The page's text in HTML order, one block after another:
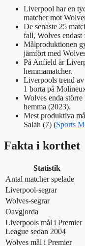
Liverpool har en
matcher mot
De senaste 25
fall, Wolves endast
Målproduktionen
jämfört med
På Anfield är
hemmamatcher.
Liverpools trend
1 borta på
Wolves enda
hemma (2023).
Mest produktiva
Salah (7) (Sports
Fakta i korthet
Statistik
Antal matcher spelade
Liverpool-segrar
Wolves-segrar
Oavgjorda
Liverpools mål i Premier
League sedan 2004
Wolves mål i Premier